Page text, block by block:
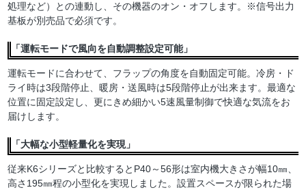
処理など）との連動し、その機器のオン・オフします。※信号出力
基板が別売品で必須です。
「運転モードで風向を自動調整設定可能」
運転モードに合わせて、フラップの角度を自動固定可能。冷房・ド
ライ時は3段階停止、暖房・送風時は5段階停止が出来ます。最適な
位置に固定設定し、更にきめ細かい5速風量制御で快適な気流をお
届けします。
「大幅な小型軽量化を実現」
従来K6シリーズと比較するとP40～56形は室内機大きさが幅10㎜、
高さ195㎜程の小型化を実現しました。設置スペースが限られた場